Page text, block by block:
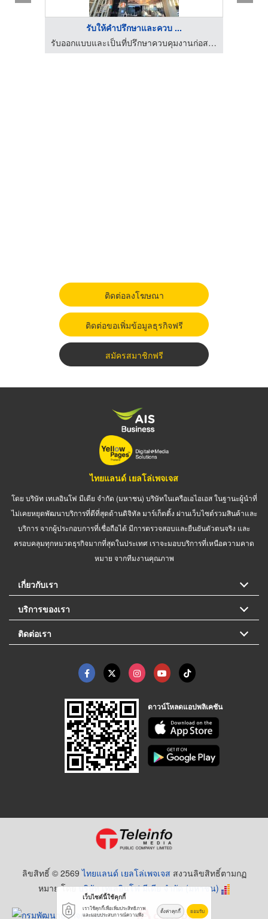
รับให้คำปรึกษาและควบ ...
รับออกแบบและเป็นที่ปรึกษาควบคุมงานก่อสร้าง-เจ เวย์เมคเกอร์
ติดต่อลงโฆษณา
ติดต่อขอเพิ่มข้อมูลธุรกิจฟรี
สมัครสมาชิกฟรี
ไทยแลนด์ เยลโล่เพจเจส
โดย บริษัท เทเลอินโฟ มีเดีย จำกัด (มหาชน) บริษัทในเครือเอไอเอส ในฐานะผู้นำที่
ไม่เคยหยุดพัฒนาบริการที่ดีที่สุดด้านดิจิทัล มาร์เก็ตติ้ง ผ่านเว็บไซต์รวมสินค้าและ
บริการ จากผู้ประกอบการที่เชื่อถือได้ มีการตรวจสอบและยืนยันตัวตนจริง และ
ครอบคลุมทุกหมวดธุรกิจมากที่สุดในประเทศ เราจะมอบบริการที่เหนือความคาด
หมาย จากทีมงานคุณภาพ
เกี่ยวกับเรา
บริการของเรา
ติดต่อเรา
ดาวน์โหลดแอปพลิเคชัน
ลิขสิทธิ์ © 2569ไทยแลนด์ เยลโล่เพจเจส สงวนลิขสิทธิ์ตามกฏ
หมาย โดยบริษัท เทเลอินโฟ มีเดีย จำกัด (มหาชน)
เว็บไซต์นี้ใช้คุกกี้
เราใช้คุกกี้เพื่อเพิ่มประสิทธิภาพ
และมอบประสบการณ์ความพึง
ตั้งค่าคุกกี้ ยอมรับ